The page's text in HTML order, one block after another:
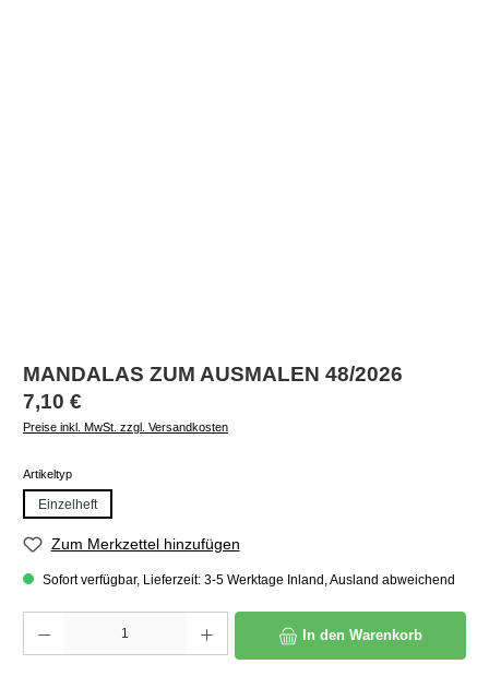
MANDALAS ZUM AUSMALEN 48/2026
Regulärer Preis:
7,10 €
Preise inkl. MwSt. zzgl. Versandkosten
Artikeltypauswählen
Einzelheft
Zum Merkzettel hinzufügen
Sofort verfügbar, Lieferzeit: 3-5 Werktage Inland, Ausland abweichend
In den Warenkorb